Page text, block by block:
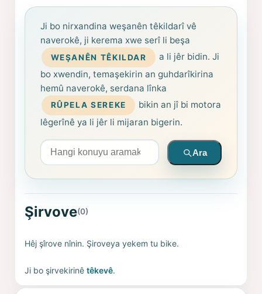
Ji bo nirxandina weşanên têkildarî vê
naverokê, ji kerema xwe serî li beşa
WEŞANÊN TÊKILDAR
a li jêr bidin. Ji
bo xwendin, temaşekirin an guhdarîkirina
hemû naverokê, serdana lînka
RÛPELA SEREKE
bikin an jî bi motora
lêgerînê ya li jêr li mijaran bigerin.
Arama yapın
Ara
Şirvove(0)
Hêj şîrove nînin. Şiroveya yekem tu bike.
Ji bo şirvekirinêtêkevê.